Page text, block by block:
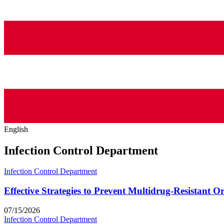
English
Infection Control Department
Infection Control Department
Effective Strategies to Prevent Multidrug-Resistant
07/15/2026
Infection Control Department